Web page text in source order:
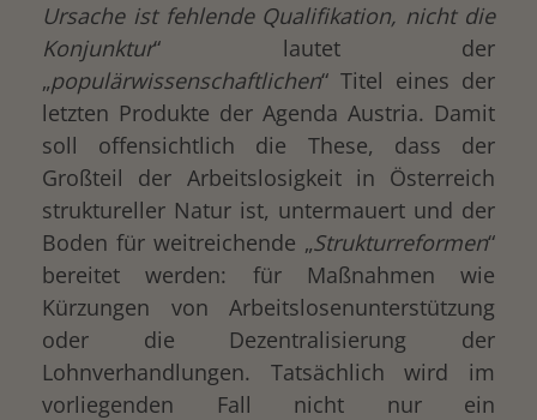
Ursache ist fehlende Qualifikation, nicht die
Konjunktur“ lautet der
„populärwissenschaftlichen“ Titel eines der
letzten Produkte der Agenda Austria. Damit
soll offensichtlich die These, dass der
Großteil der Arbeitslosigkeit in Österreich
struktureller Natur ist, untermauert und der
Boden für weitreichende „Strukturreformen“
bereitet werden: für Maßnahmen wie
Kürzungen von Arbeitslosenunterstützung
oder die Dezentralisierung der
Lohnverhandlungen. Tatsächlich wird im
vorliegenden Fall nicht nur ein